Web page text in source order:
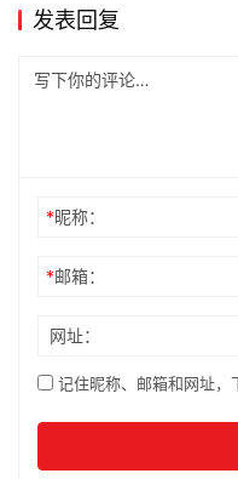
发表回复
*昵称：
*邮箱：
网址：
记住昵称、邮箱和网址，